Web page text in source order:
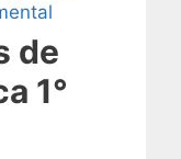
de
1°